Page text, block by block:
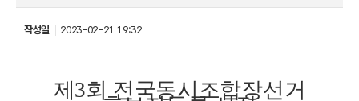
작성일 2023-02-21 19:32
제 3회 전국동시조합장선거